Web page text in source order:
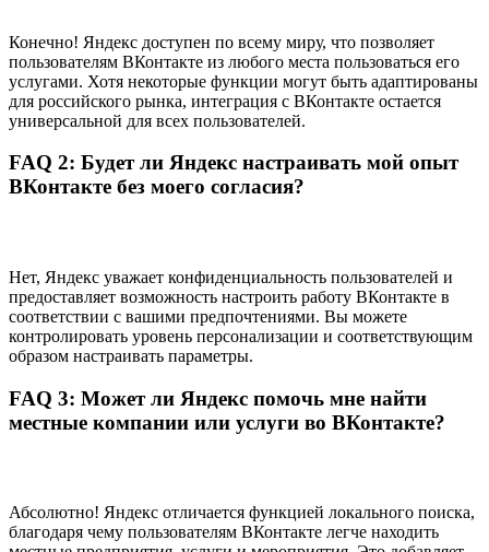
Конечно! Яндекс доступен по всему миру, что позволяет
пользователям ВКонтакте из любого места пользоваться его
услугами. Хотя некоторые функции могут быть адаптированы
для российского рынка, интеграция с ВКонтакте остается
универсальной для всех пользователей.
FAQ 2: Будет ли Яндекс настраивать мой опыт
ВКонтакте без моего согласия?
Нет, Яндекс уважает конфиденциальность пользователей и
предоставляет возможность настроить работу ВКонтакте в
соответствии с вашими предпочтениями. Вы можете
контролировать уровень персонализации и соответствующим
образом настраивать параметры.
FAQ 3: Может ли Яндекс помочь мне найти
местные компании или услуги во ВКонтакте?
Абсолютно! Яндекс отличается функцией локального поиска,
благодаря чему пользователям ВКонтакте легче находить